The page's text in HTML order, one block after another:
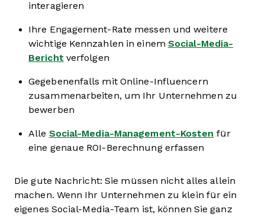
interagieren
Ihre Engagement-Rate messen und weitere
wichtige Kennzahlen in einem Social-Media-
Bericht verfolgen
Gegebenenfalls mit Online-Influencern
zusammenarbeiten, um Ihr Unternehmen zu
bewerben
Alle Social-Media-Management-Kosten für
eine genaue ROI-Berechnung erfassen
Die gute Nachricht: Sie müssen nicht alles allein
machen. Wenn Ihr Unternehmen zu klein für ein
eigenes Social-Media-Team ist, können Sie ganz